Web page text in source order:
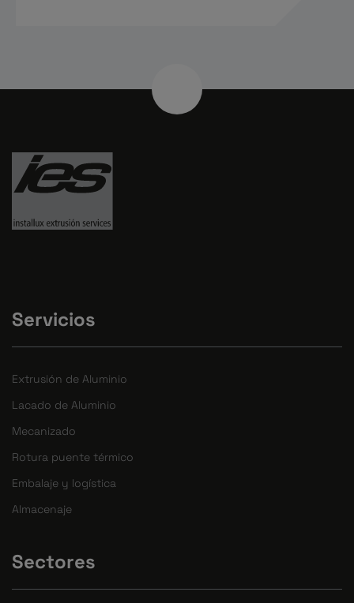
Servicios
Extrusión de Aluminio
Lacado de Aluminio
Mecanizado
Rotura puente térmico
Embalaje y logística
Almacenaje
Sectores